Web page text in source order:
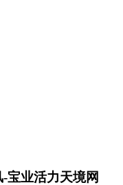
宝业活力天境网